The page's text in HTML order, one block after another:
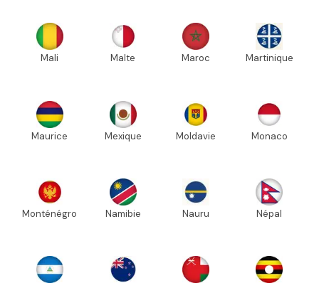
Mali Malte Maroc Martinique
Maurice Mexique Moldavie Monaco
Monténégro Namibie Nauru Népal